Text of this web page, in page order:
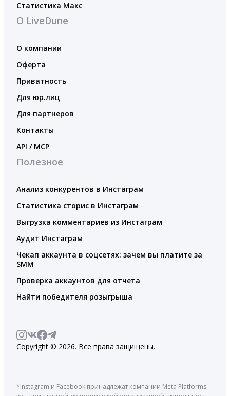
Статистика Макс
О LiveDune
О компании
Оферта
Приватность
Для юр.лиц
Для партнеров
Контакты
API / MCP
Полезное
Анализ конкурентов в Инстаграм
Статистика сторис в Инстаграм
Выгрузка комментариев из Инстаграм
Аудит Инстаграм
Чекап аккаунта в соцсетях: зачем вы платите за
SMM
Проверка аккаунтов для отчета
Найти победителя розыгрыша
Copyright © 2026. Все права защищены.
*Instagram и Facebook принадлежат компании Meta Platforms